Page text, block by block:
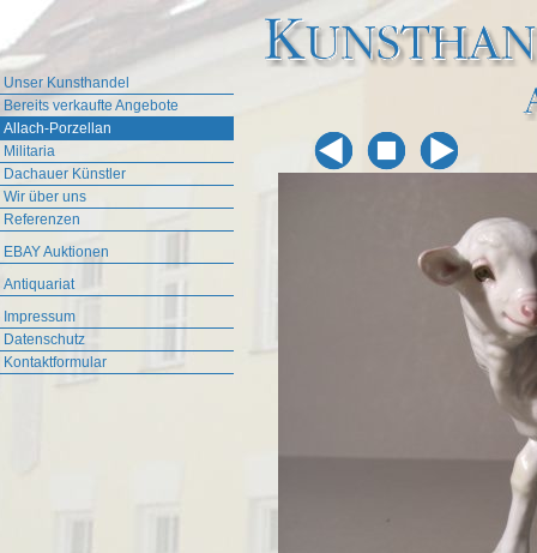
Unser Kunsthandel
Bereits verkaufte Angebote
Allach-Porzellan
Militaria
Dachauer Künstler
Wir über uns
Referenzen
EBAY Auktionen
Antiquariat
Impressum
Datenschutz
Kontaktformular